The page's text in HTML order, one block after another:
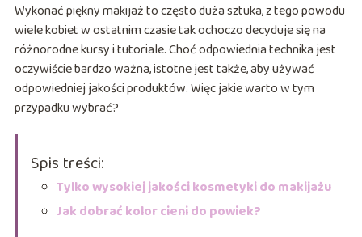
Wykonać piękny makijaż to często duża sztuka, z tego powodu
wiele kobiet w ostatnim czasie tak ochoczo decyduje się na
różnorodne kursy i tutoriale. Choć odpowiednia technika jest
oczywiście bardzo ważna, istotne jest także, aby używać
odpowiedniej jakości produktów. Więc jakie warto w tym
przypadku wybrać?
Spis treści:
Tylko wysokiej jakości kosmetyki do makijażu
Jak dobrać kolor cieni do powiek?